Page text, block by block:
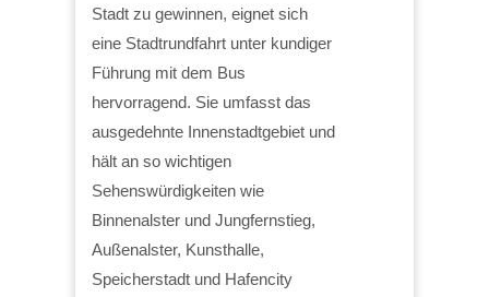
Stadt zu gewinnen, eignet sich
eine Stadtrundfahrt unter kundiger
Führung mit dem Bus
hervorragend. Sie umfasst das
ausgedehnte Innenstadtgebiet und
hält an so wichtigen
Sehenswürdigkeiten wie
Binnenalster und Jungfernstieg,
Außenalster, Kunsthalle,
Speicherstadt und Hafencity